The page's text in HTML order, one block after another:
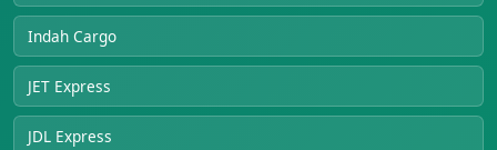
Indah Cargo
JET Express
JDL Express